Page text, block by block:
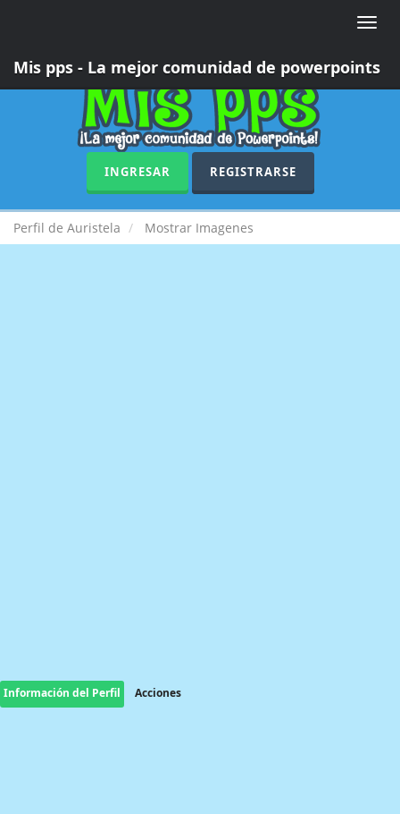
Toggle
Mis pps - La mejor comunidad de powerpoints
INGRESAR REGISTRARSE
Perfil de Auristela Mostrar Imagenes
Información del Perfil Acciones